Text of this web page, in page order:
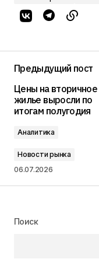
Предыдущий пост
Цены на вторичное
жилье выросли по
итогам полугодия
Аналитика
Новости рынка
06.07.2026
Поиск